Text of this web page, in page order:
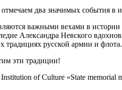
два значимых события в
важными вехами в истории
Александра Невского
традициях русской армии и флота.
эти традиции!
of Culture «State memorial